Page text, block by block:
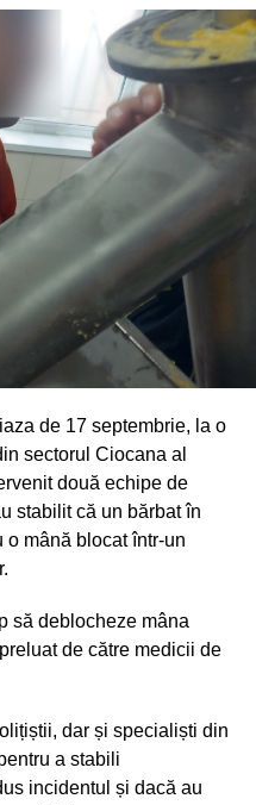
de 17 septembrie, la o
sectorul Ciocana al
două echipe de
stabilit că un bărbat în
o mână blocat într-un
să deblocheze mâna
de către medicii de
dar și specialiști din
a stabili
incidentul și dacă au